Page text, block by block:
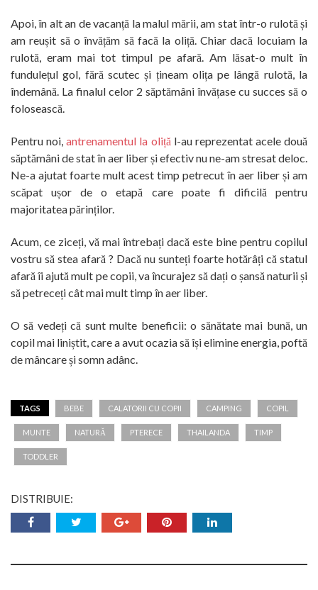
Apoi, în alt an de vacanță la malul mării, am stat într-o rulotă și
am reușit să o învățăm să facă la oliță. Chiar dacă locuiam la
rulotă, eram mai tot timpul pe afară. Am lăsat-o mult în
fundulețul gol, fără scutec și țineam olița pe lângă rulotă, la
îndemână. La finalul celor 2 săptămâni învățase cu succes să o
folosească.
Pentru noi,antrenamentul la oliță l-au reprezentat acele două
săptămâni de stat în aer liber și efectiv nu ne-am stresat deloc.
Ne-a ajutat foarte mult acest timp petrecut în aer liber și am
scăpat ușor de o etapă care poate fi dificilă pentru
majoritatea părinților.
Acum, ce ziceți, vă mai întrebați dacă este bine pentru copilul
vostru să stea afară ? Dacă nu sunteți foarte hotărâți că statul
afară îi ajută mult pe copii, va încurajez să dați o șansă naturii și
să petreceți cât mai mult timp în aer liber.
O să vedeți că sunt multe beneficii: o sănătate mai bună, un
copil mai liniștit, care a avut ocazia să își elimine energia, poftă
de mâncare și somn adânc.
TAGS BEBE CALATORII CU COPII CAMPING COPIL
MUNTE NATURĂ PTERECE THAILANDA TIMP
TODDLER
DISTRIBUIE: